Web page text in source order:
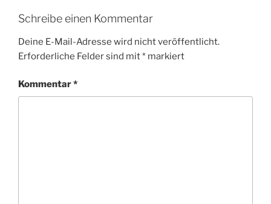
Schreibe einen Kommentar
Deine E-Mail-Adresse wird nicht veröffentlicht.
Erforderliche Felder sind mit* markiert
Kommentar*